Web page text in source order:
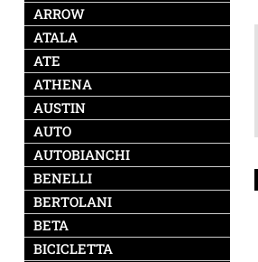
ARROW
ATALA
ATE
ATHENA
AUSTIN
AUTO
AUTOBIANCHI
BENELLI
BERTOLANI
BETA
BICICLETTA